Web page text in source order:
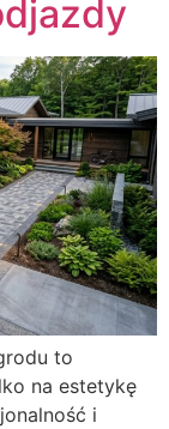
to
na estetykę
i